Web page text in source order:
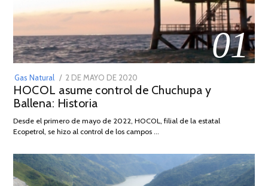
01
Gas Natural
POSTED
ON
2 DE MAYO DE 2020
DE
2026
HOCOL asume control de Chuchupa y
Ballena: Historia
Desde el primero de mayo de 2022, HOCOL, filial de la estatal
Ecopetrol, se hizo al control de los campos …